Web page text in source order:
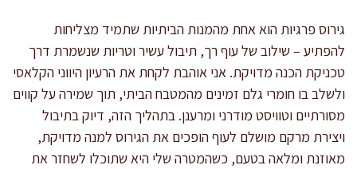
גירוס פרגיות הוא אחת מהמנות הביתיות שתמיד מצליחות
להפתיע – שילוב של עוף רך, תיבול עשיר וטריות שנשמרת דרך
טכניקת הכנה מדויקת. אני אוהבת לקחת את הרעיון היווני הקלאסי
ולשלב בו חומרי גלם זמינים מהמטבח הביתי, תוך שמירה על קווים
מסורתיים וטוויסט מודרני ומרענן. בתהליך הזה, דיוק בתיבול
ויצירת מרקם מושלם לעוף הופכים את הגירוס למנה מדויקת,
מאוזנת ומלאה בטעם, כשהמטרה שלי היא שתוכלו לשחזר את